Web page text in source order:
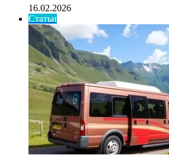
16.02.2026
Статьи